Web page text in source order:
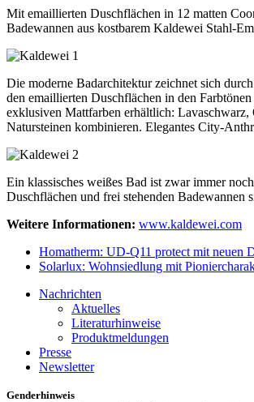
Mit emaillierten Duschflächen in 12 matten
Badewannen aus kostbarem Kaldewei Stahl-
Die moderne Badarchitektur zeichnet sich
den emaillierten Duschflächen in den
exklusiven Mattfarben erhältlich:
Natursteinen kombinieren. Elegantes City-
Ein klassisches weißes Bad ist zwar immer
Duschflächen und frei stehenden
Weitere Informationen: www.kaldewei.com
Homatherm: UD-Q11 protect mit neuen
Solarlux: Wohnsiedlung mit
Nachrichten
Aktuelles
Literaturhinweise
Produktmeldungen
Presse
Newsletter
Genderhinweis